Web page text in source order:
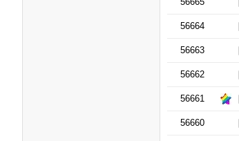
56664
56663
56662
56661
56660